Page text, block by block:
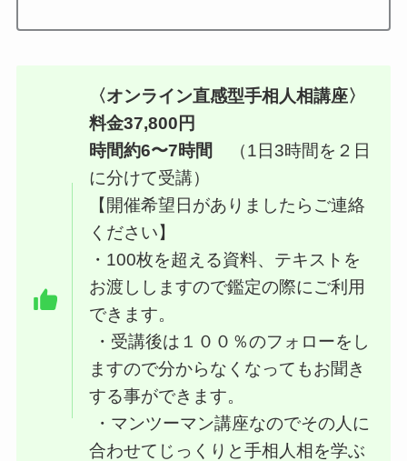
〈オンライン直感型手相人相講座〉
料金37,800円
時間約6〜7時間 （1日3時間を２日
に分けて受講）
【開催希望日がありましたらご連絡
ください】
・100枚を超える資料、テキストを
お渡ししますので鑑定の際にご利用
できます。
・受講後は１００％のフォローをし
ますので分からなくなってもお聞き
する事ができます。
・マンツーマン講座なのでその人に
合わせてじっくりと手相人相を学ぶ